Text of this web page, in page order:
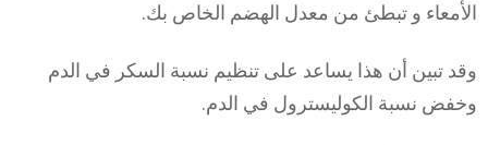
الأمعاء و تبطئ من معدل الهضم الخاص بك.
وقد تبين أن هذا يساعد على تنظيم نسبة السكر في الدم
وخفض نسبة الكوليسترول في الدم.